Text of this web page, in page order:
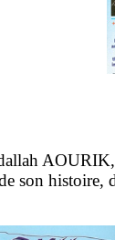
son